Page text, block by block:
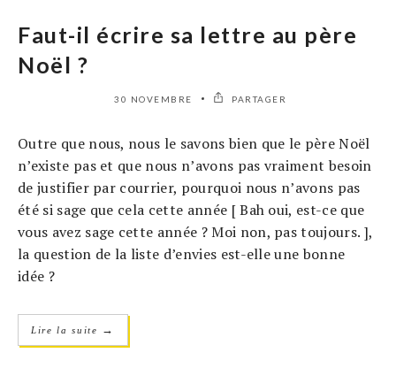
Faut-il écrire sa lettre au père
Noël ?
30 NOVEMBRE PARTAGER
Outre que nous, nous le savons bien que le père Noël
n’existe pas et que nous n’avons pas vraiment besoin
de justifier par courrier, pourquoi nous n’avons pas
été si sage que cela cette année [ Bah oui, est-ce que
vous avez sage cette année ? Moi non, pas toujours. ],
la question de la liste d’envies est-elle une bonne
idée ?
Lire la suite →